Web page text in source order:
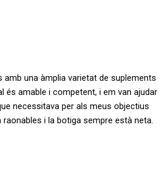
amb una àmplia varietat de suplements
és amable i competent, i em van ajudar
necessitava per als meus objectius
i la botiga sempre està neta.